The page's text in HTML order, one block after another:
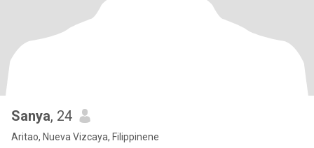
Sanya, 24
Aritao, Nueva Vizcaya, Filippinene